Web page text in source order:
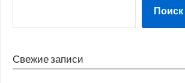
Поиск
Свежие записи